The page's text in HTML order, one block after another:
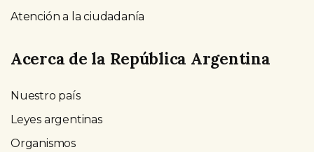
Atención a la ciudadanía
Acerca de la República Argentina
Nuestro país
Leyes argentinas
Organismos